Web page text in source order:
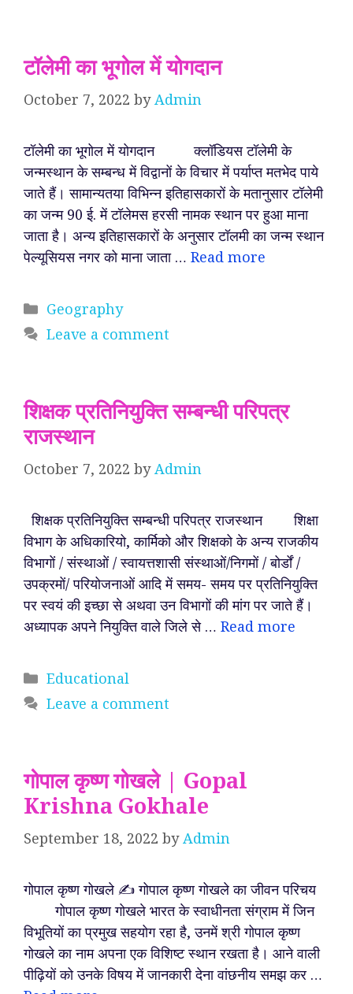
टॉलेमी का भूगोल में योगदान
October 7, 2022 byAdmin
टॉलेमी का भूगोल में योगदान क्लॉडियस टॉलेमी के
जन्मस्थान के सम्बन्ध में विद्वानों के विचार में पर्याप्त मतभेद पाये
जाते हैं। सामान्यतया विभिन्न इतिहासकारों के मतानुसार टॉलेमी
का जन्म 90 ई. में टॉलेमस हरसी नामक स्थान पर हुआ माना
जाता है। अन्य इतिहासकारों के अनुसार टॉलमी का जन्म स्थान
पेल्यूसियस नगर को माना जाता … Read more
Categories
Geography
Leave a comment
शिक्षक प्रतिनियुक्ति सम्बन्धी परिपत्र
राजस्थान
October 7, 2022 byAdmin
शिक्षक प्रतिनियुक्ति सम्बन्धी परिपत्र राजस्थान शिक्षा
विभाग के अधिकारियो, कार्मिको और शिक्षको के अन्य राजकीय
विभागों / संस्थाओं / स्वायत्तशासी संस्थाओं/निगमों / बोर्डों /
उपक्रमों/ परियोजनाओं आदि में समय- समय पर प्रतिनियुक्ति
पर स्वयं की इच्छा से अथवा उन विभागों की मांग पर जाते हैं।
अध्यापक अपने नियुक्ति वाले जिले से … Read more
Categories
Educational
Leave a comment
गोपाल कृष्ण गोखले | Gopal
Krishna Gokhale
September 18, 2022 byAdmin
गोपाल कृष्ण गोखले ✍️ गोपाल कृष्ण गोखले का जीवन परिचय
गोपाल कृष्ण गोखले भारत के स्वाधीनता संग्राम में जिन
विभूतियों का प्रमुख सहयोग रहा है, उनमें श्री गोपाल कृष्ण
गोखले का नाम अपना एक विशिष्ट स्थान रखता है। आने वाली
पीढ़ियों को उनके विषय में जानकारी देना वांछनीय समझ कर …